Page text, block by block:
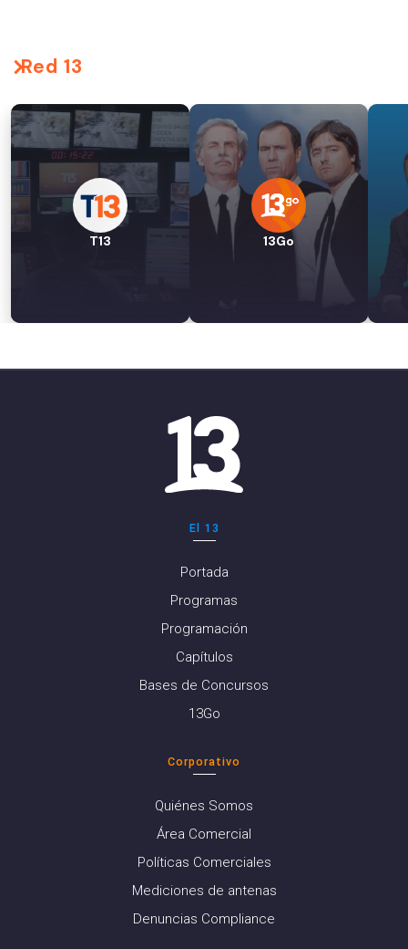
Red 13
T13 13Go
El 13
Portada
Programas
Programación
Capítulos
Bases de Concursos
13Go
Corporativo
Quiénes Somos
Área Comercial
Políticas Comerciales
Mediciones de antenas
Denuncias Compliance